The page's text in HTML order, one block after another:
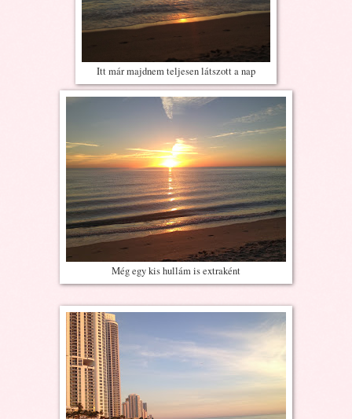
Itt már majdnem teljesen látszott a nap
Még egy kis hullám is extraként